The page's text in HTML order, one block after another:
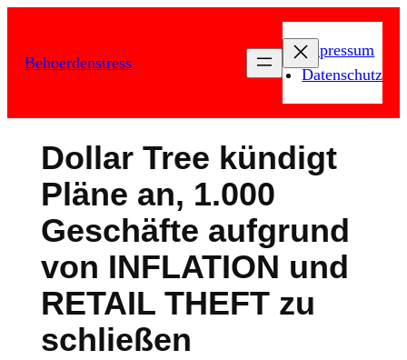
springen
Behoerdenstress
Impressum
Datenschutz
Dollar Tree kündigt
Pläne an, 1.000
Geschäfte aufgrund
von INFLATION und
RETAIL THEFT zu
schließen